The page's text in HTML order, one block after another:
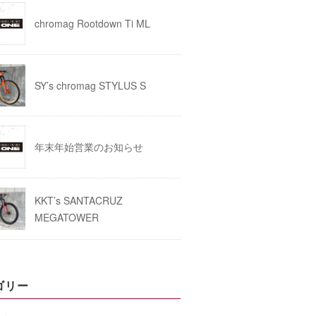
chromag Rootdown Ti ML
SY’s chromag STYLUS S
年末年始営業のお知らせ
KKT’s SANTACRUZ
MEGATOWER
リー